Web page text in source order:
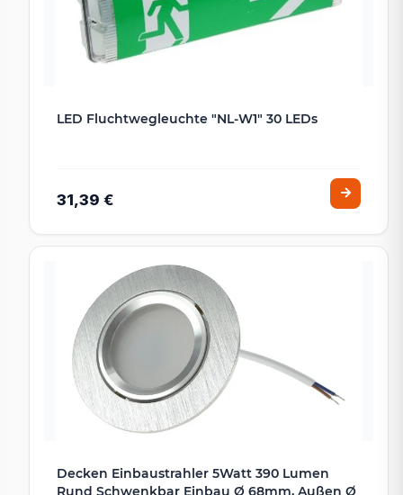
LED Fluchtwegleuchte "NL-W1" 30 LEDs
31,39 €
Decken Einbaustrahler 5Watt 390 Lumen
Rund Schwenkbar Einbau Ø 68mm, Außen Ø